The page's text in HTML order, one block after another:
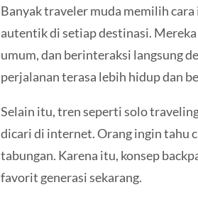
Banyak traveler muda memilih
autentik di setiap destinasi.
umum, dan berinteraksi langsung
perjalanan terasa lebih hidup dan
Selain itu, tren seperti solo
dicari di internet. Orang ingin tahu
tabungan. Karena itu, konsep
favorit generasi sekarang.